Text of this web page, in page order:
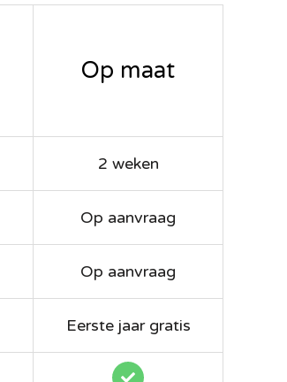
Op maat
2 weken
Op aanvraag
Op aanvraag
Eerste jaar gratis